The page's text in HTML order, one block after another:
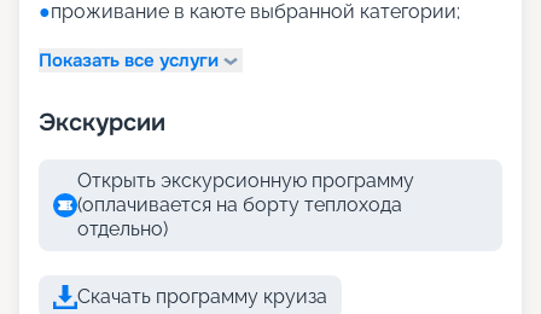
●проживание в каюте выбранной категории;
Показать все услуги
Экскурсии
Открыть экскурсионную программу
(оплачивается на борту теплохода
отдельно)
Скачать программу круиза